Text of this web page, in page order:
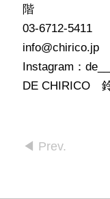
階
03-6712-5411
info@chirico.jp
Instagram：
DE CHIRICO
◀︎ Prev.